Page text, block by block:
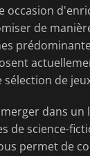
occasion
de
de
dans
de science-
permet de